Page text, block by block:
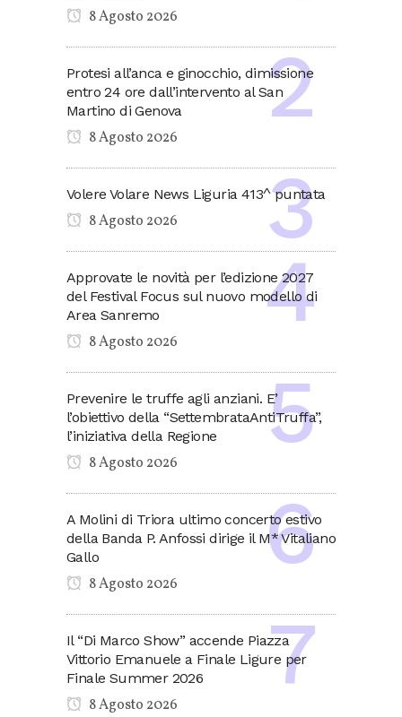
8 Agosto 2026
Protesi all’anca e ginocchio, dimissione
entro 24 ore dall’intervento al San
Martino di Genova
8 Agosto 2026
Volere Volare News Liguria 413^ puntata
8 Agosto 2026
Approvate le novità per l’edizione 2027
del Festival Focus sul nuovo modello di
Area Sanremo
8 Agosto 2026
Prevenire le truffe agli anziani. E’
l’obiettivo della “SettembrataAntiTruffa”,
l’iniziativa della Regione
8 Agosto 2026
A Molini di Triora ultimo concerto estivo
della Banda P. Anfossi dirige il M* Vitaliano
Gallo
8 Agosto 2026
Il “Di Marco Show” accende Piazza
Vittorio Emanuele a Finale Ligure per
Finale Summer 2026
8 Agosto 2026